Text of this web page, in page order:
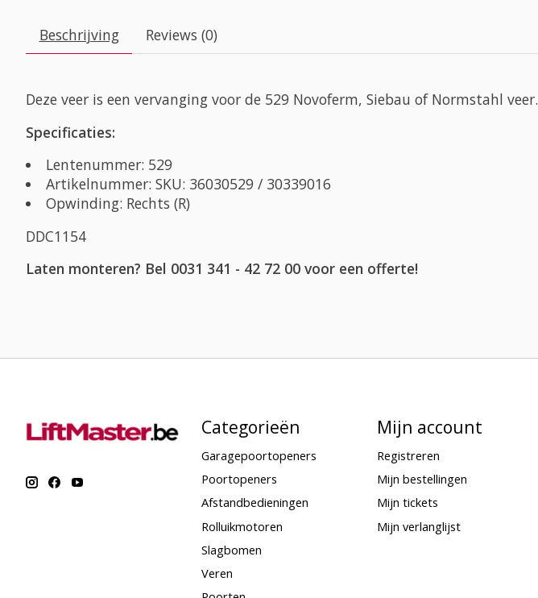
Beschrijving Reviews (0)
Deze veer is een vervanging voor de 529 Novoferm, Siebau of Normstahl veer.
Specificaties:
Lentenummer: 529
Artikelnummer: SKU: 36030529 / 30339016
Opwinding: Rechts (R)
DDC1154
Laten monteren? Bel 0031 341 - 42 72 00 voor een offerte!
Categorieën
Garagepoortopeners
Poortopeners
Afstandbedieningen
Rolluikmotoren
Slagbomen
Veren
Mijn account
Registreren
Mijn bestellingen
Mijn tickets
Mijn verlanglijst